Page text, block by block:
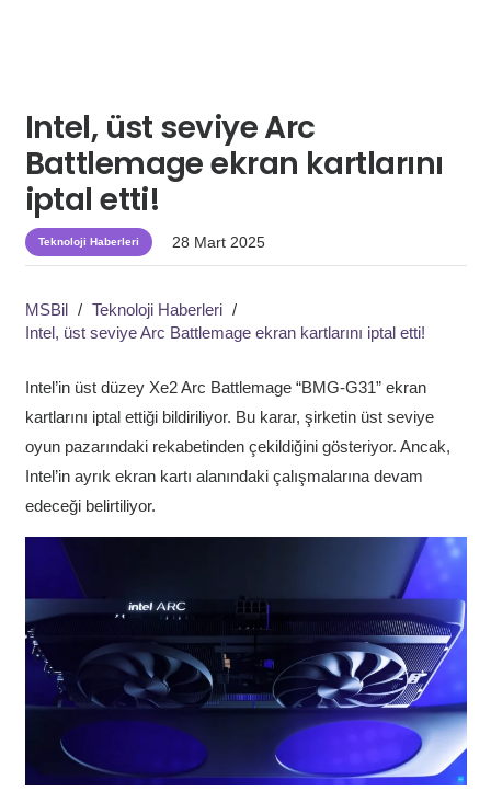
Intel, üst seviye Arc
Battlemage ekran kartlarını
iptal etti!
Teknoloji Haberleri 28 Mart 2025
MSBil / Teknoloji Haberleri /
Intel, üst seviye Arc Battlemage ekran kartlarını iptal etti!
Intel’in üst düzey Xe2 Arc Battlemage “BMG-G31” ekran
kartlarını iptal ettiği bildiriliyor. Bu karar, şirketin üst seviye
oyun pazarındaki rekabetinden çekildiğini gösteriyor. Ancak,
Intel’in ayrık ekran kartı alanındaki çalışmalarına devam
edeceği belirtiliyor.